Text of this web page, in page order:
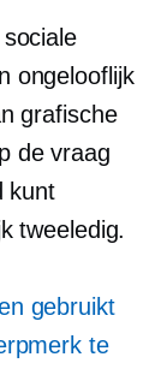
ongelooflijk
grafische
de vraag
kunt
tweeledig.
gebruikt
te